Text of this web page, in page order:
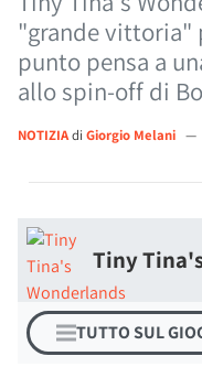
"grande vittoria"
punto pensa a
allo spin-off di
NOTIZIAdi Giorgio Melani —
Tiny
TUTTO SUL